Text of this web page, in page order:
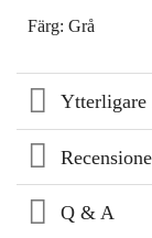
Färg: Grå
Ytterligare
Q & A